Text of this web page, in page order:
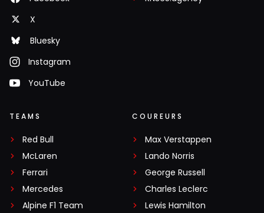
X
Bluesky
Instagram
YouTube
TEAMS
Red Bull
McLaren
Ferrari
Mercedes
Alpine F1 Team
COUREURS
Max Verstappen
Lando Norris
George Russell
Charles Leclerc
Lewis Hamilton